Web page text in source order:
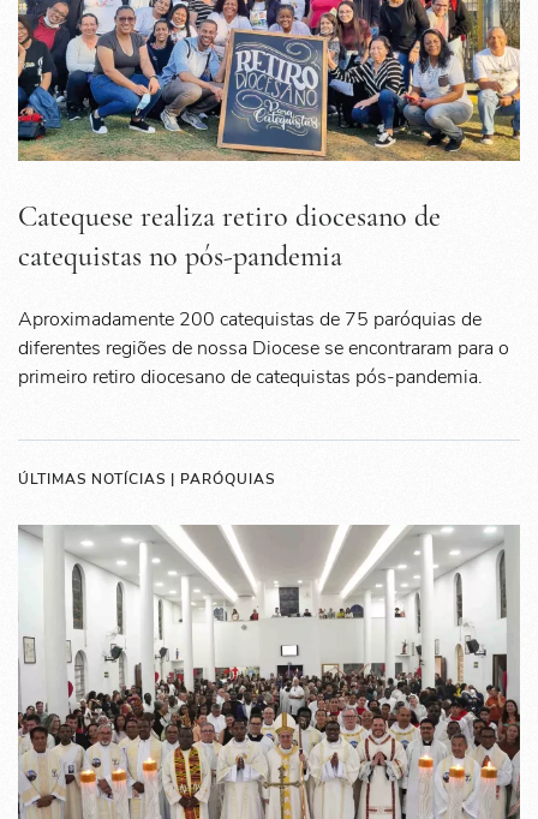
Catequese realiza retiro diocesano de
catequistas no pós-pandemia
Aproximadamente 200 catequistas de 75 paróquias de
diferentes regiões de nossa Diocese se encontraram para o
primeiro retiro diocesano de catequistas pós-pandemia.
ÚLTIMAS NOTÍCIAS | PARÓQUIAS